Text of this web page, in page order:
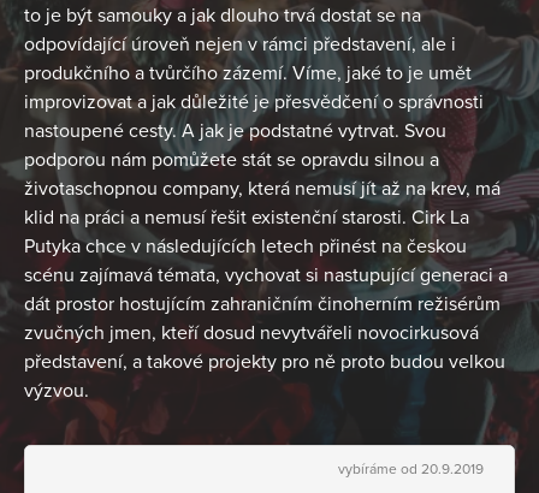
to je být samouky a jak dlouho trvá dostat se na
odpovídající úroveň nejen v rámci představení, ale i
produkčního a tvůrčího zázemí. Víme, jaké to je umět
improvizovat a jak důležité je přesvědčení o správnosti
nastoupené cesty. A jak je podstatné vytrvat. Svou
podporou nám pomůžete stát se opravdu silnou a
životaschopnou company, která nemusí jít až na krev, má
klid na práci a nemusí řešit existenční starosti. Cirk La
Putyka chce v následujících letech přinést na českou
scénu zajímavá témata, vychovat si nastupující generaci a
dát prostor hostujícím zahraničním činoherním režisérům
zvučných jmen, kteří dosud nevytvářeli novocirkusová
představení, a takové projekty pro ně proto budou velkou
výzvou.
vybíráme od 20.9.2019